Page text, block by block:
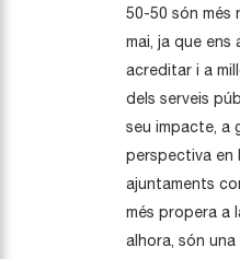
50-50 són més
mai, ja que ens
acreditar i a
dels serveis
seu impacte, a
perspectiva en
ajuntaments
més propera a
alhora, són